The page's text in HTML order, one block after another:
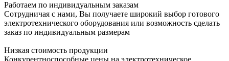
Работаем по индивидуальным заказам
Сотрудничая с нами, Вы получаете широкий выбор готового
электротехнического оборудования или возможность сделать
заказ по индивидуальным размерам
Низкая стоимость продукции